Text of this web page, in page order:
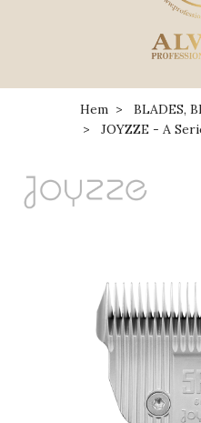
Hem
BLADES,
JOYZZE - A